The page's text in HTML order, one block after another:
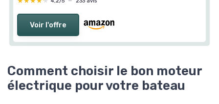
Voir l'offre
Comment choisir le bon moteur
électrique pour votre bateau